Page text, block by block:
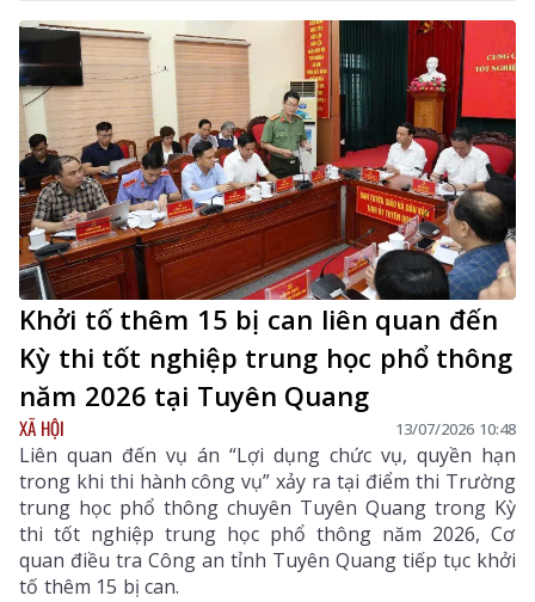
Khởi tố thêm 15 bị can liên quan đến
Kỳ thi tốt nghiệp trung học phổ thông
năm 2026 tại Tuyên Quang
XÃ HỘI 13/07/2026 10:48
Liên quan đến vụ án “Lợi dụng chức vụ, quyền hạn
trong khi thi hành công vụ” xảy ra tại điểm thi Trường
trung học phổ thông chuyên Tuyên Quang trong Kỳ
thi tốt nghiệp trung học phổ thông năm 2026, Cơ
quan điều tra Công an tỉnh Tuyên Quang tiếp tục khởi
tố thêm 15 bị can.